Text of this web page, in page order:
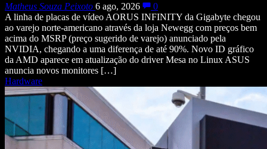
Matheus Souza Peixoto 6 ago, 2026
0
A linha de placas de vídeo AORUS INFINITY da Gigabyte chegou
ao varejo norte-americano através da loja Newegg com preços bem
acima do MSRP (preço sugerido de varejo) anunciado pela
NVIDIA, chegando a uma diferença de até 90%. Novo ID gráfico
da AMD aparece em atualização do driver Mesa no Linux ASUS
anuncia novos monitores […]
Hardware